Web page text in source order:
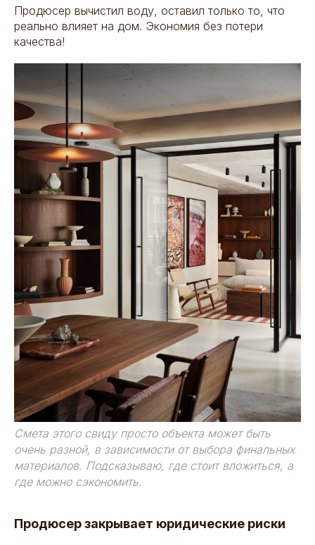
Продюсер вычистил воду, оставил только то, что
реально влияет на дом. Экономия без потери
качества!
Смета этого свиду просто объекта может быть
очень разной, в зависимости от выбора финальных
материалов. Подсказываю, где стоит вложиться, а
где можно сэкономить.
Продюсер закрывает юридические риски